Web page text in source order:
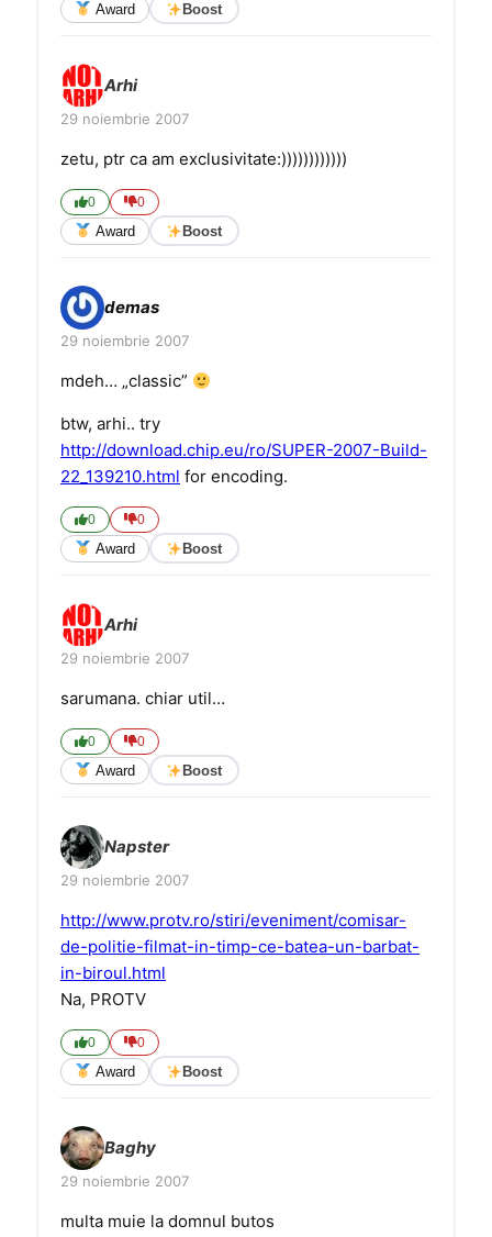
Award Boost
Arhi
29 noiembrie 2007
zetu, ptr ca am exclusivitate:))))))))))))
0 0
Award Boost
demas
29 noiembrie 2007
mdeh… „classic”
btw, arhi.. try
http://download.chip.eu/ro/SUPER-2007-Build-
22_139210.html for encoding.
0 0
Award Boost
Arhi
29 noiembrie 2007
sarumana. chiar util…
0 0
Award Boost
Napster
29 noiembrie 2007
http://www.protv.ro/stiri/eveniment/comisar-
de-politie-filmat-in-timp-ce-batea-un-barbat-
in-biroul.html
Na, PROTV
0 0
Award Boost
Baghy
29 noiembrie 2007
multa muie la domnul butos